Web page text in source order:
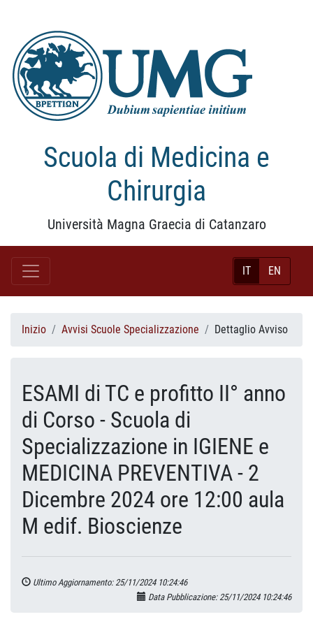
Scuola di Medicina e
Chirurgia
Università Magna Graecia di Catanzaro
IT EN
Inizio Avvisi Scuole Specializzazione Dettaglio Avviso
ESAMI di TC e profitto II° anno
di Corso - Scuola di
Specializzazione in IGIENE e
MEDICINA PREVENTIVA - 2
Dicembre 2024 ore 12:00 aula
M edif. Bioscienze
Ultimo Aggiornamento: 25/11/2024 10:24:46
Data Pubblicazione: 25/11/2024 10:24:46